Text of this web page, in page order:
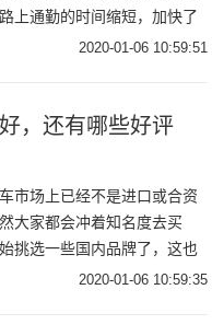
上通勤的时间缩短，加快了
伐。之后的汽车性能被一点点
2020-01-06 10:59:51
，还有哪些好评
市场上已经不是进口或合资
大家都会冲着知名度去买
挑选一些国内品牌了，这也
牌这些年在品质和价格上给出
2020-01-06 10:59:35